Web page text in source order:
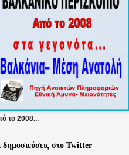
το 2008...
δημοσιεύσεις στο Twitter